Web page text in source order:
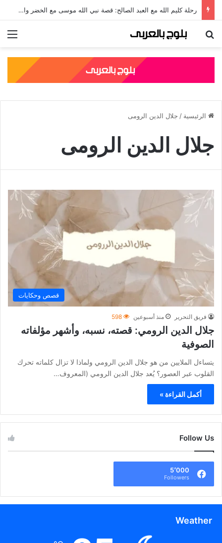
رحلة كليم الله مع العبد الصالح: قصة نبي الله موسى مع الخضر والدروس المستفادة منها
بحث عن
الرئيسية / جلال الدين الرومى
جلال الدين الرومى
قصص وحكايات
فريق التحرير منذ أسبوعين 598
جلال الدين الرومي: قصته، نسبه، وأشهر مؤلفاته
الصوفية
يتساءل الملايين من هو جلال الدين الرومي ولماذا لا تزال كلماته تحرك
القلوب عبر العصور؟ يُعد جلال الدين الرومي (المعروف…
أكمل القراءة »
Follow Us
5٬000
Followers
Weather